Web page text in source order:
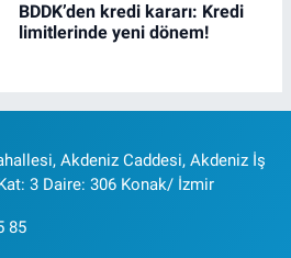
BDDK’den kredi kararı: Kredi
limitlerinde yeni dönem!
Akdeniz Caddesi, Akdeniz İş
3 Daire: 306 Konak/ İzmir
85